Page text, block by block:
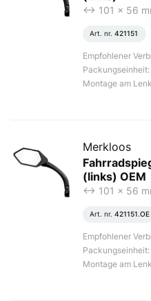
<-> 101 x 56
Art. nr. 421151
Empfohlener
Montage am
Merkloos
(links) OEM
<-> 101 x 56
Art. nr. 421151.OE
Empfohlener
Montage am